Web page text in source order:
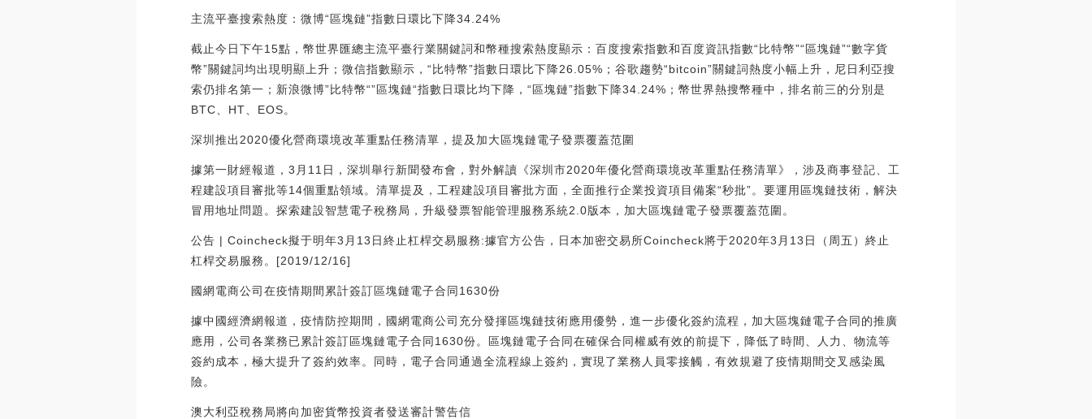
主流平臺搜索熱度：微博“區塊鏈”指數日環比下降34.24%
截止今日下午15點，幣世界匯總主流平臺行業關鍵詞和幣種搜索熱度顯示：百度搜索指數和百度資訊指數“比特幣”“區塊鏈”“數字貨
幣”關鍵詞均出現明顯上升；微信指數顯示，“比特幣”指數日環比下降26.05%；谷歌趨勢“bitcoin”關鍵詞熱度小幅上升，尼日利亞搜
索仍排名第一；新浪微博”比特幣“”區塊鏈“指數日環比均下降，“區塊鏈”指數下降34.24%；幣世界熱搜幣種中，排名前三的分別是
BTC、HT、EOS。
深圳推出2020優化營商環境改革重點任務清單，提及加大區塊鏈電子發票覆蓋范圍
據第一財經報道，3月11日，深圳舉行新聞發布會，對外解讀《深圳市2020年優化營商環境改革重點任務清單》，涉及商事登記、工
程建設項目審批等14個重點領域。清單提及，工程建設項目審批方面，全面推行企業投資項目備案“秒批”。要運用區塊鏈技術，解決
冒用地址問題。探索建設智慧電子稅務局，升級發票智能管理服務系統2.0版本，加大區塊鏈電子發票覆蓋范圍。
公告 | Coincheck擬于明年3月13日終止杠桿交易服務:據官方公告，日本加密交易所Coincheck將于2020年3月13日（周五）終止
杠桿交易服務。[2019/12/16]
國網電商公司在疫情期間累計簽訂區塊鏈電子合同1630份
據中國經濟網報道，疫情防控期間，國網電商公司充分發揮區塊鏈技術應用優勢，進一步優化簽約流程，加大區塊鏈電子合同的推廣
應用，公司各業務已累計簽訂區塊鏈電子合同1630份。區塊鏈電子合同在確保合同權威有效的前提下，降低了時間、人力、物流等
簽約成本，極大提升了簽約效率。同時，電子合同通過全流程線上簽約，實現了業務人員零接觸，有效規避了疫情期間交叉感染風
險。
澳大利亞稅務局將向加密貨幣投資者發送審計警告信